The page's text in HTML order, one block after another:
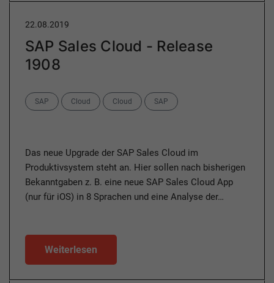
22.08.2019
SAP Sales Cloud - Release
1908
Categories
SAP Cloud Cloud SAP
Das neue Upgrade der SAP Sales Cloud im
Produktivsystem steht an. Hier sollen nach bisherigen
Bekanntgaben z. B. eine neue SAP Sales Cloud App
(nur für iOS) in 8 Sprachen und eine Analyse der…
Weiterlesen